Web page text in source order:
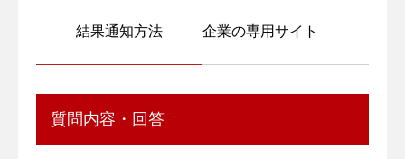
結果通知方法 企業の専用サイト
質問内容・回答